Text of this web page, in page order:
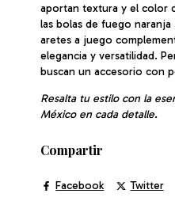
aportan textura y el color
las bolas de fuego
aretes a juego
elegancia y versatilidad.
buscan un accesorio con
Resalta tu estilo con la
México en cada detalle.
Compartir
Facebook Twitter